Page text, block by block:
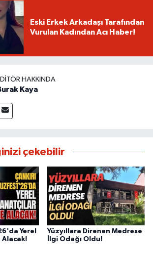
Eski Erkek Arkadaşı Tarafından
Vurulan Kadından Acı Haber!
HAKKINDA
Kaya
çekebilir
Yerel
Alacak!
Yüzyıllara Direnen Medrese
İlgi Odağı Oldu!